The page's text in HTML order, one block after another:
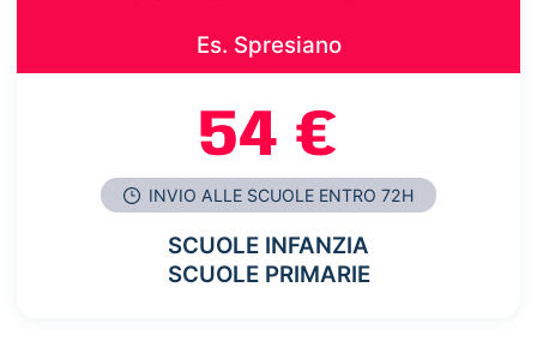
Es. Spresiano
54 €
INVIO ALLE SCUOLE ENTRO 72H
SCUOLE INFANZIA
SCUOLE PRIMARIE